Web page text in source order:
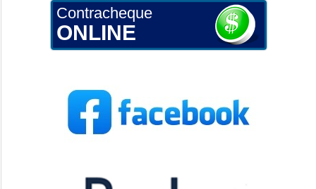
Contracheque
ONLINE